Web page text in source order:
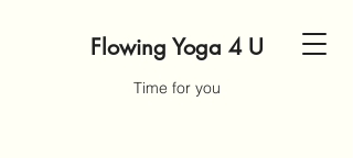
Flowing Yoga 4 U
Time for you